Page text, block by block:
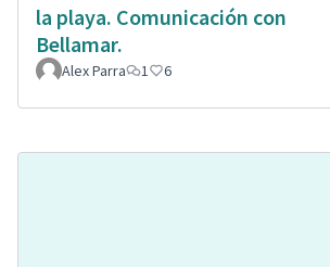
la playa. Comunicación con
Bellamar.
Alex Parra 1 6